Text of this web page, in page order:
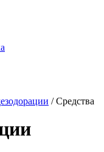
/ Средства